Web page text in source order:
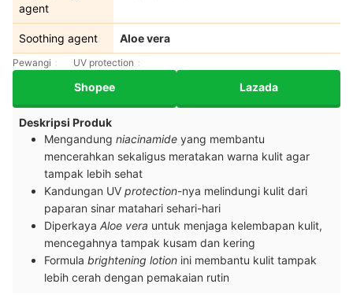
agent
Soothing agent Aloe vera
Pewangi UV protection
Shopee Lazada
Deskripsi Produk
Mengandung niacinamide yang membantu
mencerahkan sekaligus meratakan warna kulit agar
tampak lebih sehat
Kandungan UV protection-nya melindungi kulit dari
paparan sinar matahari sehari-hari
Diperkaya Aloe vera untuk menjaga kelembapan kulit,
mencegahnya tampak kusam dan kering
Formula brightening lotion ini membantu kulit tampak
lebih cerah dengan pemakaian rutin